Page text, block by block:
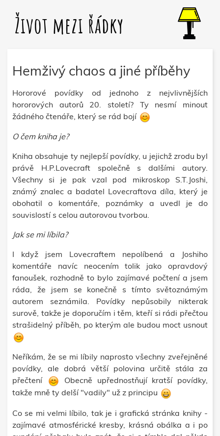
Život mezi řádky
Hemživý chaos a jiné příběhy
Hororové povídky od jednoho z nejvlivnějších
hororových autorů 20. století? Ty nesmí minout
žádného čtenáře, který se rád bojí
O čem kniha je?
Kniha obsahuje ty nejlepší povídky, u jejichž zrodu byl
právě H.P.Lovecraft společně s dalšími autory.
Všechny si je pak vzal pod mikroskop S.T.Joshi,
známý znalec a badatel Lovecraftova díla, který je
obohatil o komentáře, poznámky a uvedl je do
souvislostí s celou autorovou tvorbou.
Jak se mi líbila?
I když jsem Lovecraftem nepolíbená a Joshiho
komentáře navíc neocením tolik jako opravdový
fanoušek, rozhodně to bylo zajímavé počtení a jsem
ráda, že jsem se konečně s tímto světoznámým
autorem seznámila. Povídky nepůsobily nikterak
surově, takže je doporučím i těm, kteří si rádi přečtou
strašidelný příběh, po kterým ale budou moct usnout
Neříkám, že se mi líbily naprosto všechny zveřejněné
povídky, ale dobrá větší polovina určitě stála za
přečtení
Obecně upřednostňují kratší povídky,
takže mně ty delší "vadily" už z principu
Co se mi velmi líbilo, tak je i grafická stránka knihy -
zajímavé atmosférické kresby, krásná obálka a i po